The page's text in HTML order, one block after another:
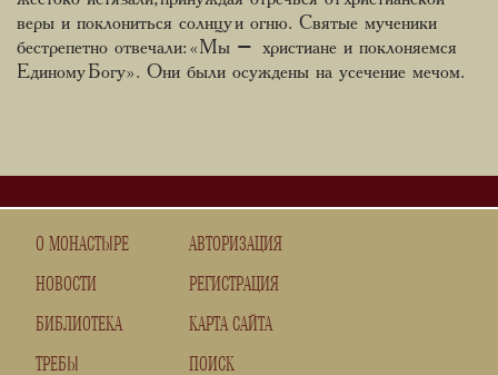
веры и поклониться солнцу и огню. Святые мученики
бестрепетно отвечали: «Мы – христиане и поклоняемся
Единому Богу». Они были осуждены на усечение мечом.
О МОНАСТЫРЕ
НОВОСТИ
БИБЛИОТЕКА
ТРЕБЫ
АВТОРИЗАЦИЯ
РЕГИСТРАЦИЯ
КАРТА САЙТА
ПОИСК